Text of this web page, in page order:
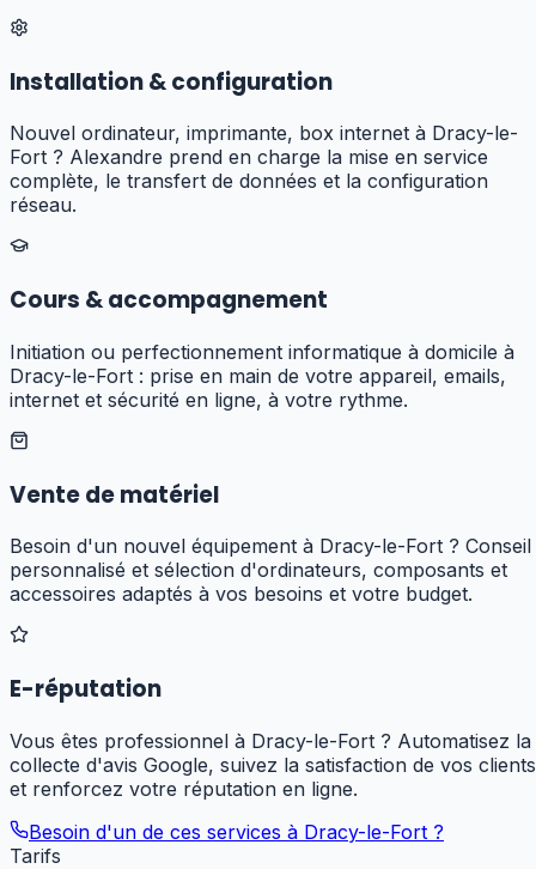
Installation & configuration
Nouvel ordinateur, imprimante, box internet à Dracy-le-
Fort ? Alexandre prend en charge la mise en service
complète, le transfert de données et la configuration
réseau.
Cours & accompagnement
Initiation ou perfectionnement informatique à domicile à
Dracy-le-Fort : prise en main de votre appareil, emails,
internet et sécurité en ligne, à votre rythme.
Vente de matériel
Besoin d'un nouvel équipement à Dracy-le-Fort ? Conseil
personnalisé et sélection d'ordinateurs, composants et
accessoires adaptés à vos besoins et votre budget.
E-réputation
Vous êtes professionnel à Dracy-le-Fort ? Automatisez la
collecte d'avis Google, suivez la satisfaction de vos clients
et renforcez votre réputation en ligne.
Besoin d'un de ces services à Dracy-le-Fort ?
Tarifs